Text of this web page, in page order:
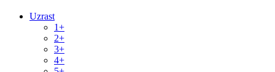
Uzrast
1+
2+
3+
4+